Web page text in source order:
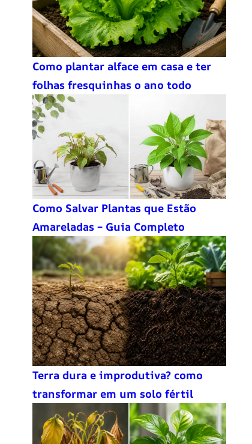
Como plantar alface em casa e ter
folhas fresquinhas o ano todo
Como Salvar Plantas que Estão
Amareladas – Guia Completo
Terra dura e improdutiva? como
transformar em um solo fértil